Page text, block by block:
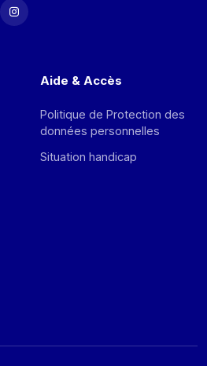
Aide & Accès
Politique de Protection des
données personnelles
Situation handicap